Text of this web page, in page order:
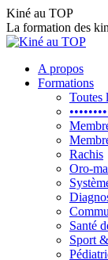
Aller
au
contenu
Kiné au TOP
La formation des
A propos
Formations
Toutes
Rachis
Oro-
Santé
Sport